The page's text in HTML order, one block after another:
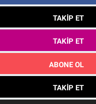
TAKIP ET
TAKIP ET
ABONE OL
TAKIP ET